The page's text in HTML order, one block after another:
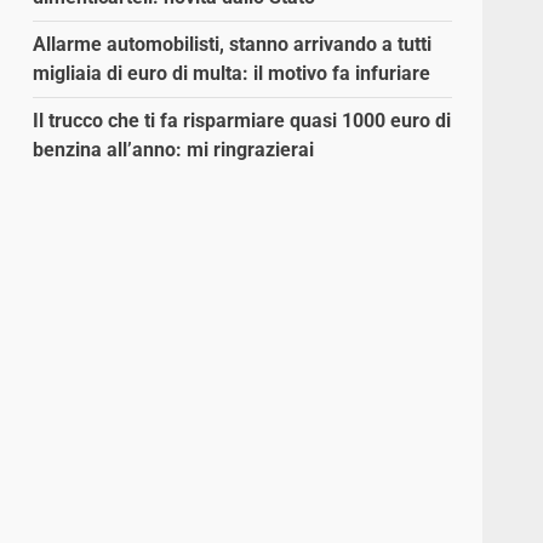
Allarme automobilisti, stanno arrivando a tutti
migliaia di euro di multa: il motivo fa infuriare
Il trucco che ti fa risparmiare quasi 1000 euro di
benzina all’anno: mi ringrazierai